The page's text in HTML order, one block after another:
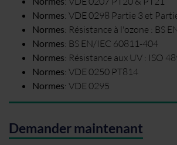
Normes: VDE 0298 Partie 3 et
Normes: Résistance à l'ozone : BS
Normes: BS EN/IEC 60811-404
Normes: Résistance aux UV : ISO
Normes: VDE 0250 PT814
Normes: VDE 0295
Demander maintenant